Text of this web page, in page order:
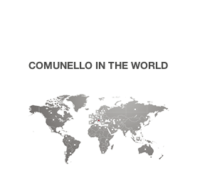
COMUNELLO IN THE WORLD